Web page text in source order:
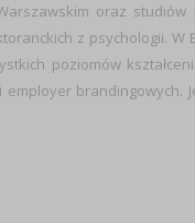
oraz
z psychologii.
poziomów
brandingowych.